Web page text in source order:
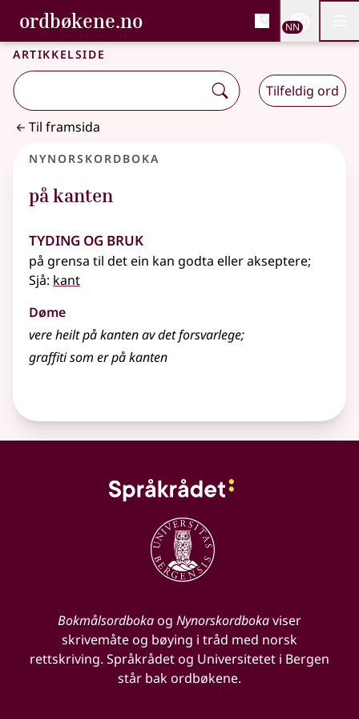
Gå til hovudinnhald
Tilgjenge
ordbøkene.no, Bokmålsordboka og
Bokmålsordboka og Nynorskordboka
NN
Artikkelside
Tilfeldig ord
Til framsida
Nynorskordboka
på kanten
Tyding og bruk
på grensa til det ein kan godta eller akseptere;
Sjå: kant
Døme
vere heilt på kanten av det forsvarlege;
graffiti som er på kanten
Bokmålsordbokaog Nynorskordbokaviser
skrivemåte og bøying i tråd med norsk
rettskriving. Språkrådet og Universitetet i Bergen
står bak ordbøkene.